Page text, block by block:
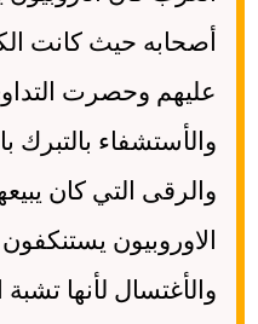
أصحابه حيث كانت
عليهم وحصرت
والأستشفاء بالتبرك
والرقى التي كان
الاوروبيون
والأغتسال لأنها